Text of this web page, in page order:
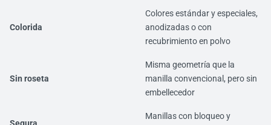
Colorida
Colores estándar y especiales,
anodizadas o con
recubrimiento en polvo
Sin roseta
Misma geometría que la
manilla convencional, pero sin
embellecedor
Segura
Manillas con bloqueo y